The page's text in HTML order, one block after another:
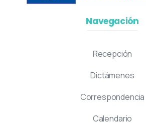
Navegación
Recepción
Dictámenes
Correspondencia
Calendario